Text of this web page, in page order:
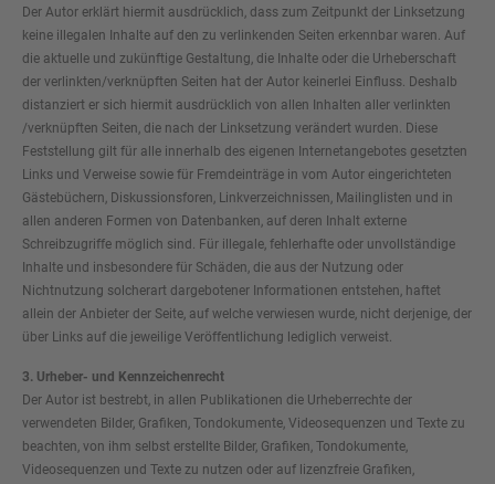
Der Autor erklärt hiermit ausdrücklich, dass zum Zeitpunkt der Linksetzung
keine illegalen Inhalte auf den zu verlinkenden Seiten erkennbar waren. Auf
die aktuelle und zukünftige Gestaltung, die Inhalte oder die Urheberschaft
der verlinkten/verknüpften Seiten hat der Autor keinerlei Einfluss. Deshalb
distanziert er sich hiermit ausdrücklich von allen Inhalten aller verlinkten
/verknüpften Seiten, die nach der Linksetzung verändert wurden. Diese
Feststellung gilt für alle innerhalb des eigenen Internetangebotes gesetzten
Links und Verweise sowie für Fremdeinträge in vom Autor eingerichteten
Gästebüchern, Diskussionsforen, Linkverzeichnissen, Mailinglisten und in
allen anderen Formen von Datenbanken, auf deren Inhalt externe
Schreibzugriffe möglich sind. Für illegale, fehlerhafte oder unvollständige
Inhalte und insbesondere für Schäden, die aus der Nutzung oder
Nichtnutzung solcherart dargebotener Informationen entstehen, haftet
allein der Anbieter der Seite, auf welche verwiesen wurde, nicht derjenige, der
über Links auf die jeweilige Veröffentlichung lediglich verweist.
3. Urheber- und Kennzeichenrecht
Der Autor ist bestrebt, in allen Publikationen die Urheberrechte der
verwendeten Bilder, Grafiken, Tondokumente, Videosequenzen und Texte zu
beachten, von ihm selbst erstellte Bilder, Grafiken, Tondokumente,
Videosequenzen und Texte zu nutzen oder auf lizenzfreie Grafiken,